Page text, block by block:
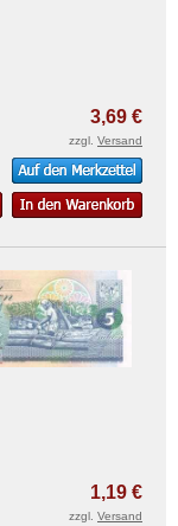
3,69 €
zzgl. Versand
1,19 €
zzgl. Versand